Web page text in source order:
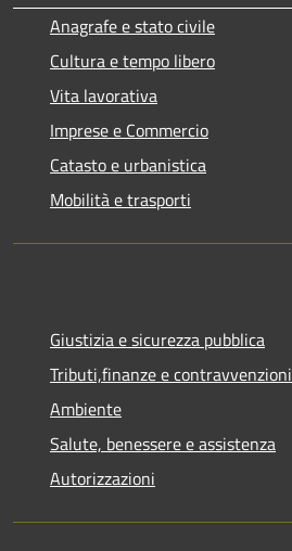
Anagrafe e stato civile
Cultura e tempo libero
Vita lavorativa
Imprese e Commercio
Catasto e urbanistica
Mobilità e trasporti
Giustizia e sicurezza pubblica
Tributi,finanze e contravvenzioni
Ambiente
Salute, benessere e assistenza
Autorizzazioni